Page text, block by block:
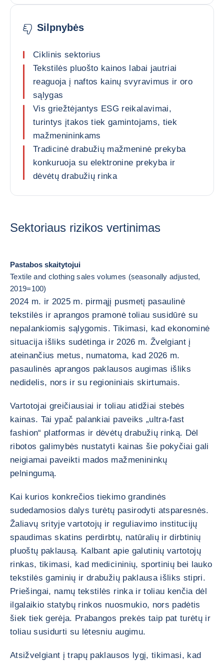
Silpnybės
Ciklinis sektorius
Tekstilės pluošto kainos labai jautriai
reaguoja į naftos kainų svyravimus ir oro
sąlygas
Vis griežtėjantys ESG reikalavimai,
turintys įtakos tiek gamintojams, tiek
mažmenininkams
Tradicinė drabužių mažmeninė prekyba
konkuruoja su elektronine prekyba ir
dėvėtų drabužių rinka
Sektoriaus rizikos vertinimas
Pastabos skaitytojui
Textile and clothing sales volumes (seasonally adjusted,
2019=100)
2024 m. ir 2025 m. pirmąjį pusmetį pasaulinė
tekstilės ir aprangos pramonė toliau susidūrė su
nepalankiomis sąlygomis. Tikimasi, kad ekonominė
situacija išliks sudėtinga ir 2026 m. Žvelgiant į
ateinančius metus, numatoma, kad 2026 m.
pasaulinės aprangos paklausos augimas išliks
nedidelis, nors ir su regioniniais skirtumais.
Vartotojai greičiausiai ir toliau atidžiai stebės
kainas. Tai ypač palankiai paveiks „ultra-fast
fashion“ platformas ir dėvėtų drabužių rinką. Dėl
ribotos galimybės nustatyti kainas šie pokyčiai gali
neigiamai paveikti mados mažmenininkų
pelningumą.
Kai kurios konkrečios tiekimo grandinės
sudedamosios dalys turėtų pasirodyti atsparesnės.
Žaliavų srityje vartotojų ir reguliavimo institucijų
spaudimas skatins perdirbtų, natūralių ir dirbtinių
pluoštų paklausą. Kalbant apie galutinių vartotojų
rinkas, tikimasi, kad medicininių, sportinių bei lauko
tekstilės gaminių ir drabužių paklausa išliks stipri.
Priešingai, namų tekstilės rinka ir toliau kenčia dėl
ilgalaikio statybų rinkos nuosmukio, nors padėtis
šiek tiek gerėja. Prabangos prekės taip pat turėtų ir
toliau susidurti su lėtesniu augimu.
Atsižvelgiant į trapų paklausos lygį, tikimasi, kad